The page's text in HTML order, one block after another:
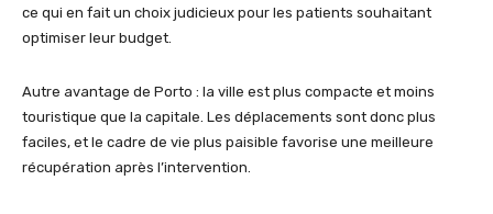
ce qui en fait un choix judicieux pour les patients souhaitant
optimiser leur budget.
Autre avantage de Porto : la ville est plus compacte et moins
touristique que la capitale. Les déplacements sont donc plus
faciles, et le cadre de vie plus paisible favorise une meilleure
récupération après l’intervention.